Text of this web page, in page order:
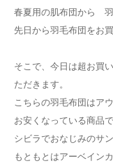
春夏用の肌布団から 羽
先日から羽毛布団をお
そこで、今日は超お買
ただきます。
こちらの羽毛布団はア
お安くなっている商品で
シビラでおなじみのサ
もともとはアーベイン
会社概要